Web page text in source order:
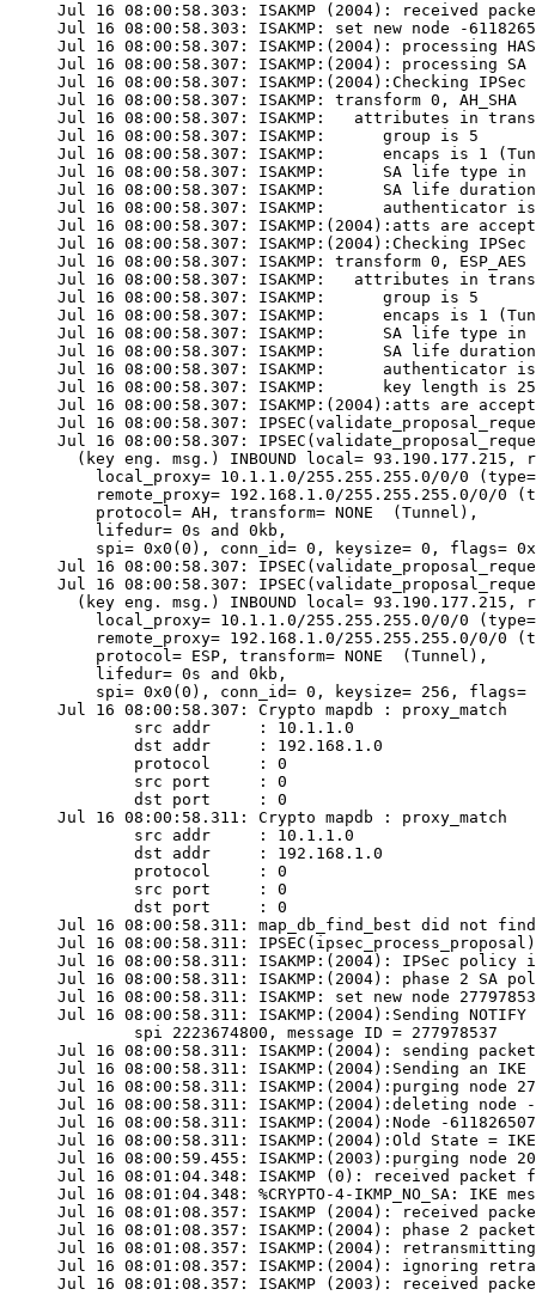
Jul 16 08:00:58.303: ISAKMP (2004): received
Jul 16 08:00:58.303: ISAKMP: set new node -
Jul 16 08:00:58.307: ISAKMP:(2004): processing
Jul 16 08:00:58.307: ISAKMP:(2004): processing SA
Jul 16 08:00:58.307: ISAKMP:(2004):Checking
Jul 16 08:00:58.307: ISAKMP: transform 0, AH_SHA
Jul 16 08:00:58.307: ISAKMP:   attributes in
Jul 16 08:00:58.307: ISAKMP:      group is 5
Jul 16 08:00:58.307: ISAKMP:      encaps is 1
Jul 16 08:00:58.307: ISAKMP:      SA life type in
Jul 16 08:00:58.307: ISAKMP:      SA life
Jul 16 08:00:58.307: ISAKMP:      authenticator is
Jul 16 08:00:58.307: ISAKMP:(2004):atts are
Jul 16 08:00:58.307: ISAKMP:(2004):Checking
Jul 16 08:00:58.307: ISAKMP: transform 0, ESP_AES
Jul 16 08:00:58.307: ISAKMP:   attributes in
Jul 16 08:00:58.307: ISAKMP:      group is 5
Jul 16 08:00:58.307: ISAKMP:      encaps is 1
Jul 16 08:00:58.307: ISAKMP:      SA life type in
Jul 16 08:00:58.307: ISAKMP:      SA life
Jul 16 08:00:58.307: ISAKMP:      authenticator is
Jul 16 08:00:58.307: ISAKMP:      key length is
Jul 16 08:00:58.307: ISAKMP:(2004):atts are
Jul 16 08:00:58.307:
Jul 16 08:00:58.307:
(key eng. msg.) INBOUND local= 93.190.177.215,
local_proxy= 10.1.1.0/255.255.255.0/0/0
remote_proxy= 192.168.1.0/255.255.255.0/0/0
    protocol= AH, transform= NONE  (Tunnel),
    lifedur= 0s and 0kb,
spi= 0x0(0), conn_id= 0, keysize= 0, flags=
Jul 16 08:00:58.307:
Jul 16 08:00:58.307:
(key eng. msg.) INBOUND local= 93.190.177.215,
local_proxy= 10.1.1.0/255.255.255.0/0/0
remote_proxy= 192.168.1.0/255.255.255.0/0/0
    protocol= ESP, transform= NONE  (Tunnel),
    lifedur= 0s and 0kb,
spi= 0x0(0), conn_id= 0, keysize= 256, flags=
Jul 16 08:00:58.307: Crypto mapdb : proxy_match
        src addr     : 10.1.1.0
        dst addr     : 192.168.1.0
        protocol     : 0
        src port     : 0
        dst port     : 0
Jul 16 08:00:58.311: Crypto mapdb : proxy_match
        src addr     : 10.1.1.0
        dst addr     : 192.168.1.0
        protocol     : 0
        src port     : 0
        dst port     : 0
Jul 16 08:00:58.311: map_db_find_best did not find
Jul 16 08:00:58.311:
Jul 16 08:00:58.311: ISAKMP:(2004): IPSec
Jul 16 08:00:58.311: ISAKMP:(2004): phase 2 SA
Jul 16 08:00:58.311: ISAKMP: set new node
Jul 16 08:00:58.311: ISAKMP:(2004):Sending NOTIFY
        spi 2223674800, message ID = 277978537
Jul 16 08:00:58.311: ISAKMP:(2004): sending
Jul 16 08:00:58.311: ISAKMP:(2004):Sending an
Jul 16 08:00:58.311: ISAKMP:(2004):purging node
Jul 16 08:00:58.311: ISAKMP:(2004):deleting node -
Jul 16 08:00:58.311: ISAKMP:(2004):Node -611826507,
Jul 16 08:00:58.311: ISAKMP:(2004):Old State =
Jul 16 08:00:59.455: ISAKMP:(2003):purging node
Jul 16 08:01:04.348: ISAKMP (0): received packet
Jul 16 08:01:04.348: %CRYPTO-4-IKMP_NO_SA:
Jul 16 08:01:08.357: ISAKMP (2004): received
Jul 16 08:01:08.357: ISAKMP:(2004): phase 2
Jul 16 08:01:08.357: ISAKMP:(2004):
Jul 16 08:01:08.357: ISAKMP:(2004): ignoring
Jul 16 08:01:08.357: ISAKMP (2003): received